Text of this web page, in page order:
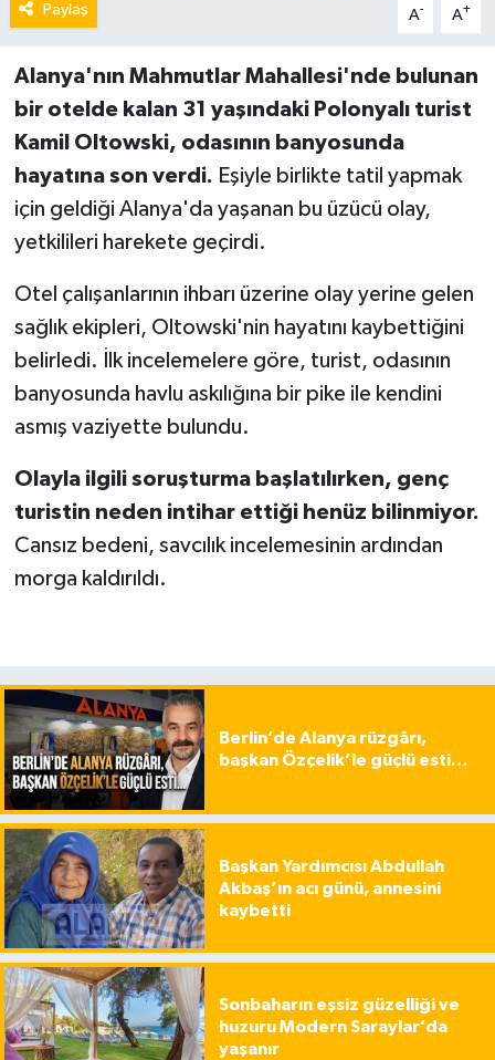
Paylaş A- A+
Alanya'nın Mahmutlar Mahallesi'nde bulunan
bir otelde kalan 31 yaşındaki Polonyalı turist
Kamil Oltowski, odasının banyosunda
hayatına son verdi. Eşiyle birlikte tatil yapmak
için geldiği Alanya'da yaşanan bu üzücü olay,
yetkilileri harekete geçirdi.
Otel çalışanlarının ihbarı üzerine olay yerine gelen
sağlık ekipleri, Oltowski'nin hayatını kaybettiğini
belirledi. İlk incelemelere göre, turist, odasının
banyosunda havlu askılığına bir pike ile kendini
asmış vaziyette bulundu.
Olayla ilgili soruşturma başlatılırken, genç
turistin neden intihar ettiği henüz bilinmiyor.
Cansız bedeni, savcılık incelemesinin ardından
morga kaldırıldı.
Berlin’de Alanya rüzgârı,
başkan Özçelik’le güçlü esti…
Başkan Yardımcısı Abdullah
Akbaş’ın acı günü, annesini
kaybetti
Sonbaharın eşsiz güzelliği ve
huzuru Modern Saraylar’da
yaşanır